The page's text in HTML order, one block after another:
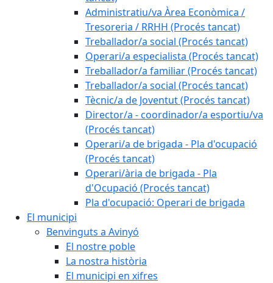
Administratiu/va Àrea Econòmica /
Tresoreria / RRHH (Procés tancat)
Treballador/a social (Procés tancat)
Operari/a especialista (Procés tancat)
Treballador/a familiar (Procés tancat)
Treballador/a social (Procés tancat)
Tècnic/a de Joventut (Procés tancat)
Director/a - coordinador/a esportiu/va
(Procés tancat)
Operari/a de brigada - Pla d'ocupació
(Procés tancat)
Operari/ària de brigada - Pla
d'Ocupació (Procés tancat)
Pla d'ocupació: Operari de brigada
El municipi
Benvinguts a Avinyó
El nostre poble
La nostra història
El municipi en xifres